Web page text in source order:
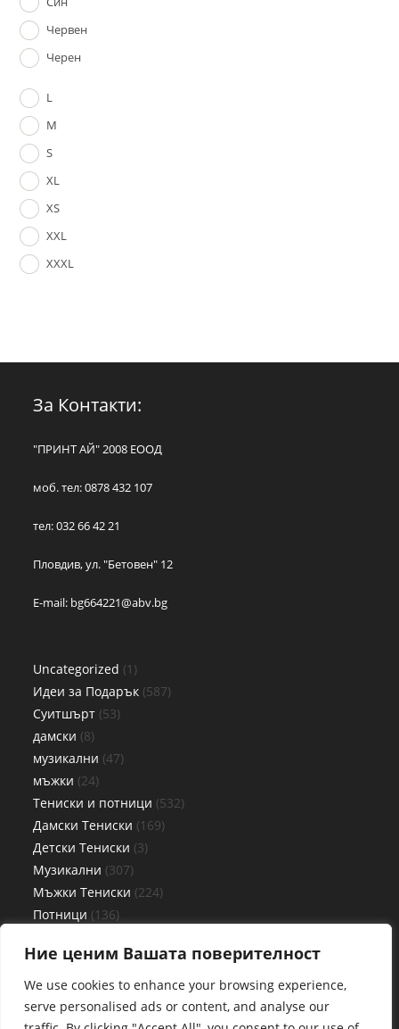
Ние ценим Вашата поверителност
We use cookies to enhance your browsing experience,
serve personalised ads or content, and analyse our
Червен
Черен
L
M
S
XL
XS
XXL
XXXL
За Контакти:
"ПРИНТ АЙ" 2008 ЕООД
моб. тел: 0878 432 107
тел: 032 66 42 21
Пловдив, ул. "Бетовен" 12
E-mail: bg664221@abv.bg
Uncategorized 1
Идеи за Подарък 587
Суитшърт 53
дамски 8
музикални 47
мъжки 24
Тениски и потници 532
Дамски Тениски 169
Детски Тениски 3
Музикални 307
Мъжки Тениски 224
Потници 136
Детски потници 3
Мъжки потници 71
Чаши 27